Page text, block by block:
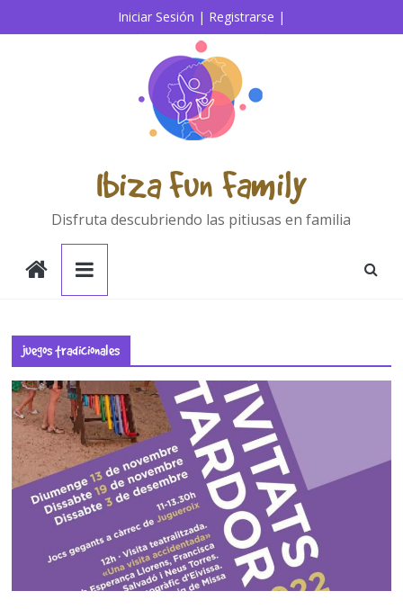
al
Iniciar Sesión | Registrarse |
Ibiza Fun Family
Disfruta descubriendo las pitiusas en familia
juegos tradicionales